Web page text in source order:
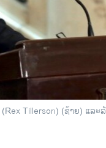
Tillerson) (ຊ້າຍ) ແລ